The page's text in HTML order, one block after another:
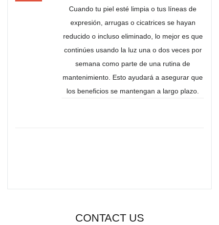
Cuando tu piel esté limpia o tus líneas de
expresión, arrugas o cicatrices se hayan
reducido o incluso eliminado, lo mejor es que
continúes usando la luz una o dos veces por
semana como parte de una rutina de
mantenimiento. Esto ayudará a asegurar que
los beneficios se mantengan a largo plazo.
CONTACT US